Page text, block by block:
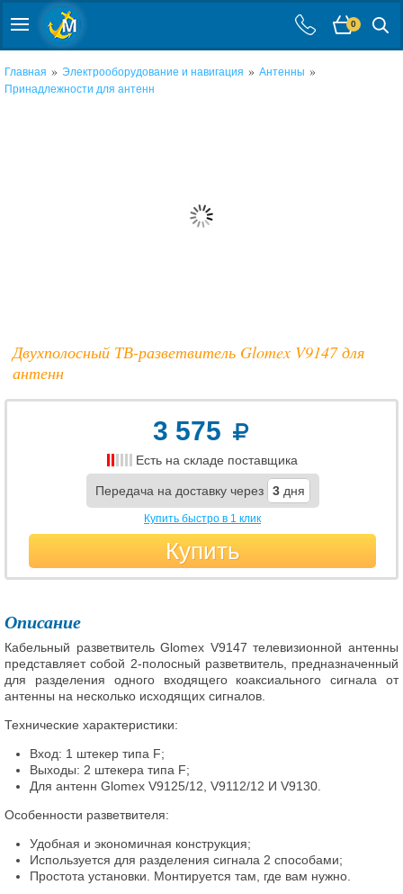
0
Главная » Электрооборудование и навигация » Антенны »
Принадлежности для антенн
Двухполосный ТВ-разветвитель Glomex V9147 для
антенн
3 575
Есть на складе поставщика
Передача на доставку через 3 дня
Купить быстро в 1 клик
Купить
Описание
Кабельный разветвитель Glomex V9147 телевизионной антенны
представляет собой 2-полосный разветвитель, предназначенный
для разделения одного входящего коаксиального сигнала от
антенны на несколько исходящих сигналов.
Технические характеристики:
Вход: 1 штекер типа F;
Выходы: 2 штекера типа F;
Для антенн Glomex V9125/12, V9112/12 И V9130.
Особенности разветвителя:
Удобная и экономичная конструкция;
Используется для разделения сигнала 2 способами;
Простота установки. Монтируется там, где вам нужно.